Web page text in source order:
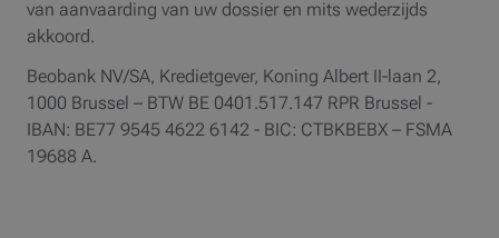
van aanvaarding van uw dossier en mits wederzijds
akkoord.
Beobank NV/SA, Kredietgever, Koning Albert II-laan 2,
1000 Brussel – BTW BE 0401.517.147 RPR Brussel -
IBAN: BE77 9545 4622 6142 - BIC: CTBKBEBX – FSMA
19688 A.